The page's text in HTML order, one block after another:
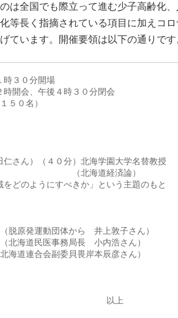
は全国でも際立って進む少子高齢化、
等長く指摘されている項目に加えコロ
ています。開催要領は以下の通りです
時３０分開場
時３０分閉会
５０名）
さん）（４０分）北海学園大学名替教授
済論）
ようにすべきか」という主題のもと
発運動団体から　井上敦子さん）
道民医事務局長　小内浩さん）
連合会副委貝畏岸本辰彦さん）